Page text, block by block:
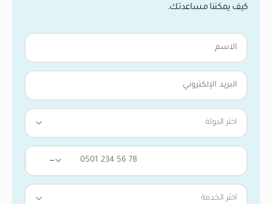
كيف يمكننا مساعدتك.
اختر الدولة
—
اختر الخدمة